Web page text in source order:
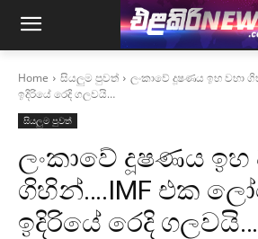
Home සියලුම පුවත්
ලංකාවේ දූෂණය ඉහ වහා
ඉදිරියේ රෙදි ගලවයි…
සියලුම පුවත්
ලංකාවේ දූෂණය ඉහ
ගිහින්….IMF එක
ඉදිරියේ රෙදි ගලවයි…